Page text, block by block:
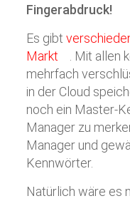
Fingerabdruck!
Es gibt
Markt
. Mit allen
mehrfach
in der Cloud
noch ein Master-
Manager zu
Manager und
Kennwörter.
Natürlich wäre es